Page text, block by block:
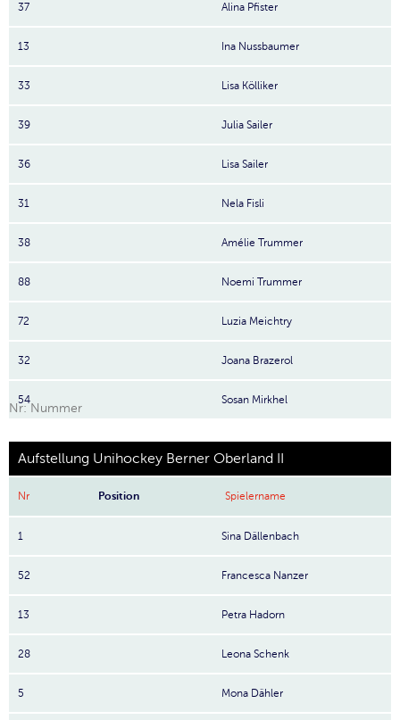
37 Alina Pfister
13 Ina Nussbaumer
33 Lisa Kölliker
39 Julia Sailer
36 Lisa Sailer
31 Nela Fisli
38 Amélie Trummer
88 Noemi Trummer
72 Luzia Meichtry
32 Joana Brazerol
54 Sosan Mirkhel
Nr: Nummer
Aufstellung Unihockey Berner Oberland II
Nr Position Spielername
1 Sina Dällenbach
52 Francesca Nanzer
13 Petra Hadorn
28 Leona Schenk
5 Mona Dähler